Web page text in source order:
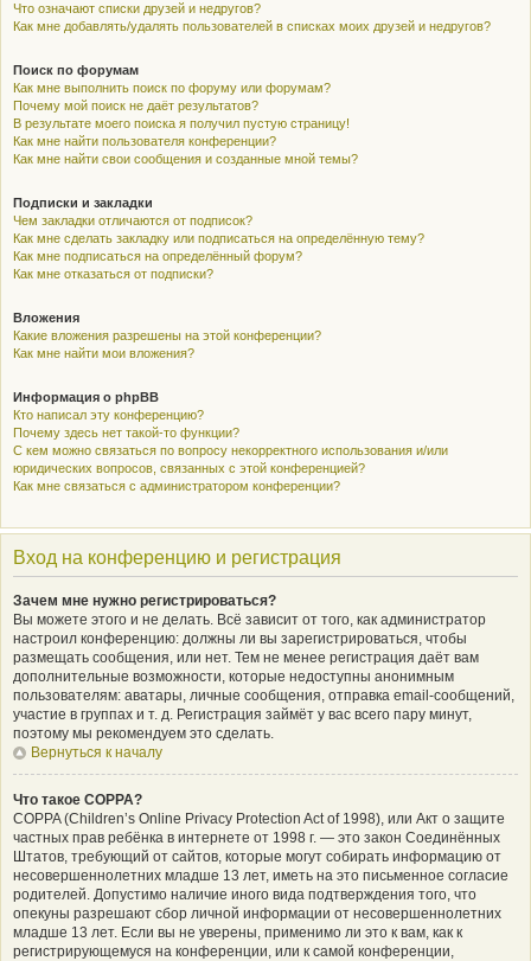
Что означают списки друзей и недругов?
Как мне добавлять/удалять пользователей в списках моих друзей и недругов?
Поиск по форумам
Как мне выполнить поиск по форуму или форумам?
Почему мой поиск не даёт результатов?
В результате моего поиска я получил пустую страницу!
Как мне найти пользователя конференции?
Как мне найти свои сообщения и созданные мной темы?
Подписки и закладки
Чем закладки отличаются от подписок?
Как мне сделать закладку или подписаться на определённую тему?
Как мне подписаться на определённый форум?
Как мне отказаться от подписки?
Вложения
Какие вложения разрешены на этой конференции?
Как мне найти мои вложения?
Информация о phpBB
Кто написал эту конференцию?
Почему здесь нет такой-то функции?
С кем можно связаться по вопросу некорректного использования и/или
юридических вопросов, связанных с этой конференцией?
Как мне связаться с администратором конференции?
Вход на конференцию и регистрация
Зачем мне нужно регистрироваться?
Вы можете этого и не делать. Всё зависит от того, как администратор
настроил конференцию: должны ли вы зарегистрироваться, чтобы
размещать сообщения, или нет. Тем не менее регистрация даёт вам
дополнительные возможности, которые недоступны анонимным
пользователям: аватары, личные сообщения, отправка email-сообщений,
участие в группах и т. д. Регистрация займёт у вас всего пару минут,
поэтому мы рекомендуем это сделать.
Вернуться к началу
Что такое COPPA?
COPPA (Children’s Online Privacy Protection Act of 1998), или Акт о защите
частных прав ребёнка в интернете от 1998 г. — это закон Соединённых
Штатов, требующий от сайтов, которые могут собирать информацию от
несовершеннолетних младше 13 лет, иметь на это письменное согласие
родителей. Допустимо наличие иного вида подтверждения того, что
опекуны разрешают сбор личной информации от несовершеннолетних
младше 13 лет. Если вы не уверены, применимо ли это к вам, как к
регистрирующемуся на конференции, или к самой конференции,